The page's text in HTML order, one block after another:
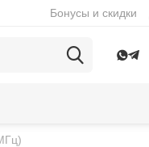
Бонусы и скидки